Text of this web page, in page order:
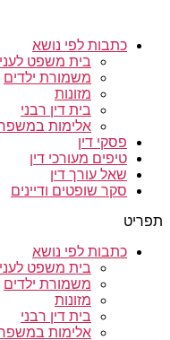
כתבות לפי נושא
בית משפט
משמורת ילדים
מזונות
בית דין רבני
אלימות
פסקי דין
טיפים מעורכי דין
שאל עורך דין
סקר שופטים ודיינים
תפריט
כתבות לפי נושא
בית משפט
משמורת ילדים
מזונות
בית דין רבני
אלימות